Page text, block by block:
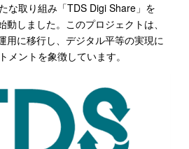
な取り組み「TDS Digi Share」を
しました。このプロジェクトは、
用に移行し、デジタル平等の実現に
メントを象徴しています。